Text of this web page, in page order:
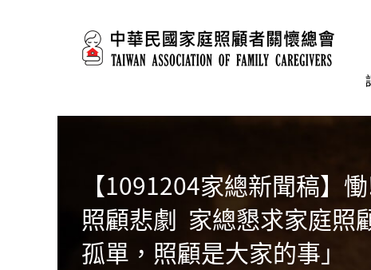
【1091204家總新聞稿】
照顧悲劇 家總懇求家庭照
孤單，照顧是大家的事」